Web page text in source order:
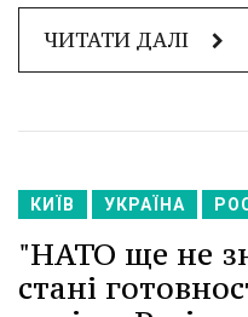
ЧИТАТИ ДАЛІ
КИЇВ УКРАЇНА
"НАТО ще не
стані